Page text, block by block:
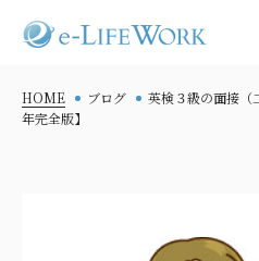
HOME ブログ
英検３級の面接（
年完全版】